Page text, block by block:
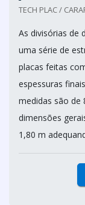
TECH PLAC /
As divisórias de
uma série de
placas feitas
espessuras
medidas são de
dimensões
1,80 m